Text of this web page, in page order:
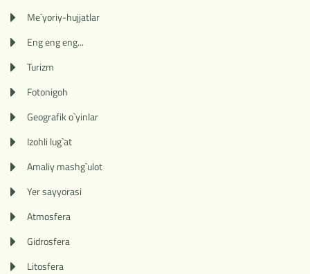
Me`yoriy-hujjatlar
Eng eng eng...
Turizm
Fotonigoh
Geografik o`yinlar
Izohli lug`at
Amaliy mashg`ulot
Yer sayyorasi
Atmosfera
Gidrosfera
Litosfera